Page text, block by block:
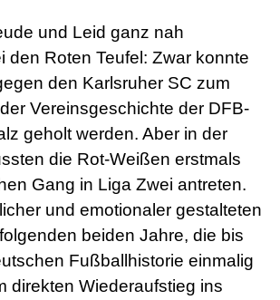
und Leid ganz nah
den Roten Teufel: Zwar konnte
den Karlsruher SC zum
Vereinsgeschichte der DFB-
geholt werden. Aber in der
die Rot-Weißen erstmals
Gang in Liga Zwei antreten.
und emotionaler gestalteten
beiden Jahre, die bis
Fußballhistorie einmalig
direkten Wiederaufstieg ins